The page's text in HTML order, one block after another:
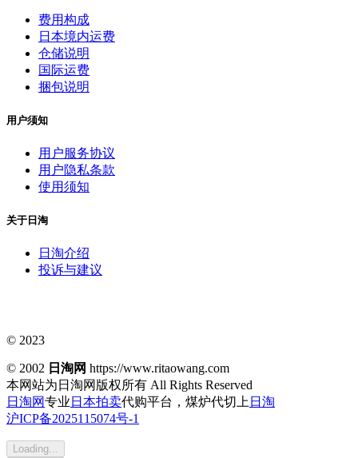
费用构成
日本境内运费
仓储说明
国际运费
捆包说明
用户须知
用户服务协议
用户隐私条款
使用须知
关于日淘
日淘介绍
投诉与建议
© 2023
© 2002 日淘网 https://www.ritaowang.com
本网站为日淘网版权所有 All Rights Reserved
日淘网专业 日本拍卖代购平台，煤炉代切上 日淘
沪ICP备2025115074号-1
Loading...